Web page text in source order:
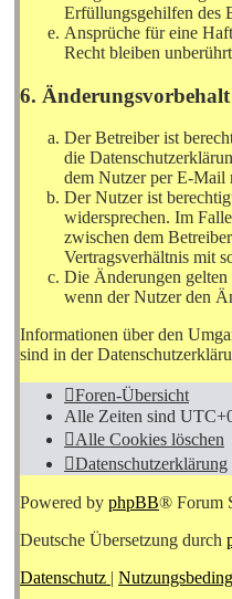
Erfüllungsgehilfen des
Ansprüche für eine
Recht bleiben
6. Änderungsvorbehalt
Der Betreiber ist
die
dem Nutzer per E-Mail
Der Nutzer ist
widersprechen. Im
zwischen dem
Vertragsverhältnis mit
Die Änderungen
wenn der Nutzer den
Informationen über den
sind in der
Foren-Übersicht
Alle Zeiten sind
Alle Cookies löschen
Datenschutzerklärung
Powered by phpBB® Forum
Deutsche Übersetzung durch
Datenschutz |